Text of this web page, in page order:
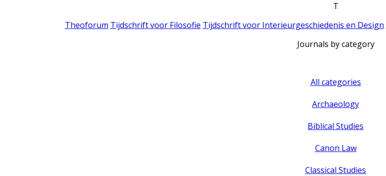
T
Theoforum Tijdschrift voor Filosofie Tijdschrift voor Interieurgeschiedenis en Design
Journals by category
All categories
Archaeology
Biblical Studies
Canon Law
Classical Studies